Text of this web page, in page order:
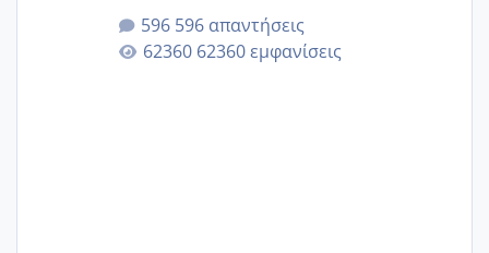
596 απαντήσεις
62360 εμφανίσεις